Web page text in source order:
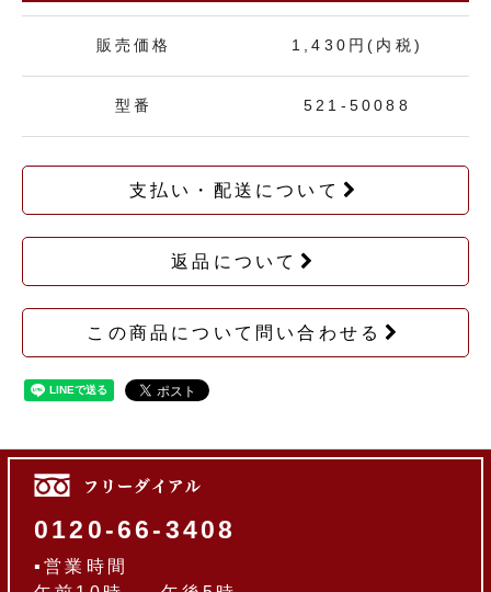
販売価格 1,430円(内税)
型番 521-50088
支払い・配送について
返品について
この商品について問い合わせる
0120-66-3408
▪営業時間